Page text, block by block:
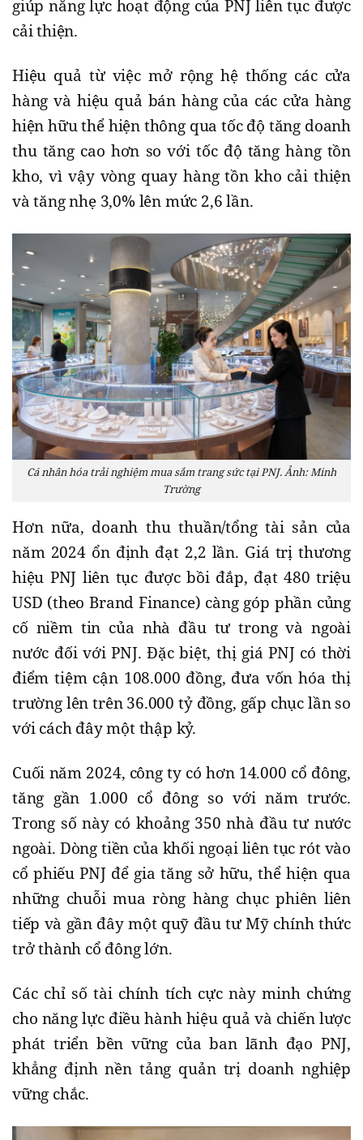
giúp năng lực hoạt động của PNJ liên tục được
cải thiện.
Hiệu quả từ việc mở rộng hệ thống các cửa
hàng và hiệu quả bán hàng của các cửa hàng
hiện hữu thể hiện thông qua tốc độ tăng doanh
thu tăng cao hơn so với tốc độ tăng hàng tồn
kho, vì vậy vòng quay hàng tồn kho cải thiện
và tăng nhẹ 3,0% lên mức 2,6 lần.
Cá nhân hóa trải nghiệm mua sắm trang sức tại PNJ. Ảnh: Minh
Trường
Hơn nữa, doanh thu thuần/tổng tài sản của
năm 2024 ổn định đạt 2,2 lần. Giá trị thương
hiệu PNJ liên tục được bồi đắp, đạt 480 triệu
USD (theo Brand Finance) càng góp phần củng
cố niềm tin của nhà đầu tư trong và ngoài
nước đối với PNJ. Đặc biệt, thị giá PNJ có thời
điểm tiệm cận 108.000 đồng, đưa vốn hóa thị
trường lên trên 36.000 tỷ đồng, gấp chục lần so
với cách đây một thập kỷ.
Cuối năm 2024, công ty có hơn 14.000 cổ đông,
tăng gần 1.000 cổ đông so với năm trước.
Trong số này có khoảng 350 nhà đầu tư nước
ngoài. Dòng tiền của khối ngoại liên tục rót vào
cổ phiếu PNJ để gia tăng sở hữu, thể hiện qua
những chuỗi mua ròng hàng chục phiên liên
tiếp và gần đây một quỹ đầu tư Mỹ chính thức
trở thành cổ đông lớn.
Các chỉ số tài chính tích cực này minh chứng
cho năng lực điều hành hiệu quả và chiến lược
phát triển bền vững của ban lãnh đạo PNJ,
khẳng định nền tảng quản trị doanh nghiệp
vững chắc.